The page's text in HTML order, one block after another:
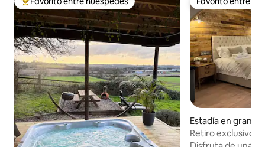
Favorito entre huéspedes preferido Favorito entre
Estadía en granja
Retiro exclusivo